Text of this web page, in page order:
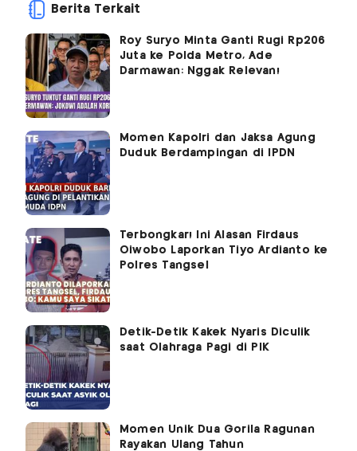
Berita Terkait
Roy Suryo Minta Ganti Rugi Rp206
Juta ke Polda Metro, Ade
Darmawan: Nggak Relevan!
Momen Kapolri dan Jaksa Agung
Duduk Berdampingan di IPDN
Terbongkar! Ini Alasan Firdaus
Oiwobo Laporkan Tiyo Ardianto ke
Polres Tangsel
Detik-Detik Kakek Nyaris Diculik
saat Olahraga Pagi di PIK
Momen Unik Dua Gorila Ragunan
Rayakan Ulang Tahun